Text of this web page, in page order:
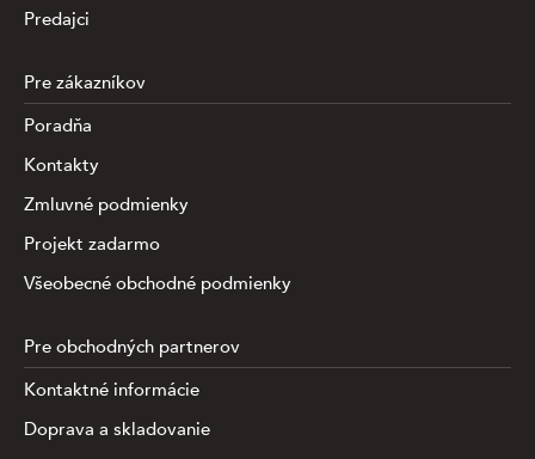
Predajci
Pre zákazníkov
Poradňa
Kontakty
Zmluvné podmienky
Projekt zadarmo
Všeobecné obchodné podmienky
Pre obchodných partnerov
Kontaktné informácie
Doprava a skladovanie